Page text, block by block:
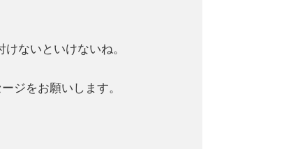
ないといけないね。
をお願いします。